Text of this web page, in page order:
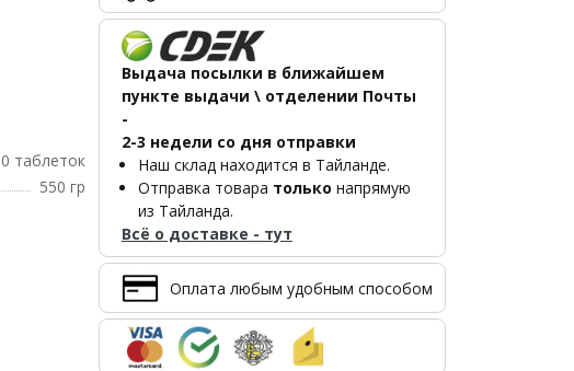
таблеток
550 гр
Выдача посылки в ближайшем
пункте выдачи \ отделении Почты
-
2-3 недели со дня отправки
Наш склад находится в Тайланде.
Отправка товара только напрямую
из Тайланда.
Всё о доставке - тут
Оплата любым удобным способом